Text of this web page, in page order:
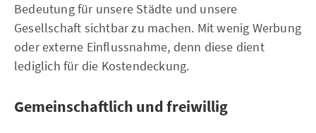
Bedeutung für unsere Städte und unsere
Gesellschaft sichtbar zu machen. Mit wenig Werbung
oder externe Einflussnahme, denn diese dient
lediglich für die Kostendeckung.
Gemeinschaftlich und freiwillig